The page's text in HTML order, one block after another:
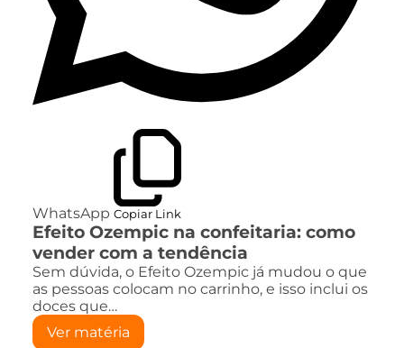
WhatsApp Copiar Link
Efeito Ozempic na confeitaria: como
vender com a tendência
Sem dúvida, o Efeito Ozempic já mudou o que
as pessoas colocam no carrinho, e isso inclui os
doces que…
Ver matéria